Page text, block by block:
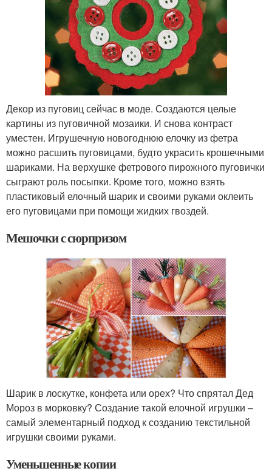
Декор из пуговиц сейчас в моде. Создаются целые
картины из пуговичной мозаики. И снова контраст
уместен. Игрушечную новогоднюю елочку из фетра
можно расшить пуговицами, будто украсить крошечными
шариками. На верхушке фетрового пирожного пуговички
сыграют роль посыпки. Кроме того, можно взять
пластиковый елочный шарик и своими руками оклеить
его пуговицами при помощи жидких гвоздей.
Мешочки с сюрпризом
Шарик в лоскутке, конфета или орех? Что спрятал Дед
Мороз в морковку? Создание такой елочной игрушки –
самый элементарный подход к созданию текстильной
игрушки своими руками.
Уменьшенные копии